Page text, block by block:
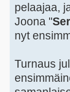
pelaajaa,
Joona "
nyt
Turnaus